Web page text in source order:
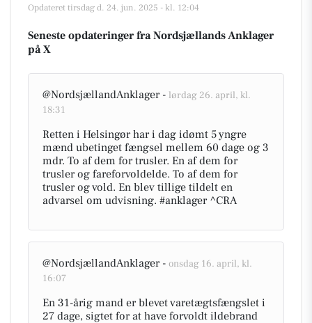
Opdateret tirsdag d. 24. jun. 2025 - kl. 12:04
Seneste opdateringer fra Nordsjællands Anklager
på X
@NordsjællandAnklager - lørdag 26. april, kl.
18:31
Retten i Helsingør har i dag idømt 5 yngre
mænd ubetinget fængsel mellem 60 dage og 3
mdr. To af dem for trusler. En af dem for
trusler og fareforvoldelde. To af dem for
trusler og vold. En blev tillige tildelt en
advarsel om udvisning. #anklager ^CRA
@NordsjællandAnklager - onsdag 16. april, kl.
16:07
En 31-årig mand er blevet varetægtsfængslet i
27 dage, sigtet for at have forvoldt ildebrand